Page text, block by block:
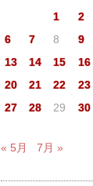
1
2
6
7 8 9
13
14 15 16
20
21 22 23
27
28 29 30
« 5月 7月 »